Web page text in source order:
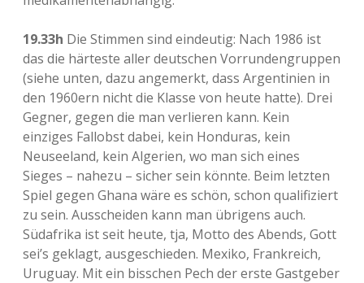
19.33h Die Stimmen sind eindeutig: Nach 1986 ist
das die härteste aller deutschen Vorrundengruppen
(siehe unten, dazu angemerkt, dass Argentinien in
den 1960ern nicht die Klasse von heute hatte). Drei
Gegner, gegen die man verlieren kann. Kein
einziges Fallobst dabei, kein Honduras, kein
Neuseeland, kein Algerien, wo man sich eines
Sieges – nahezu – sicher sein könnte. Beim letzten
Spiel gegen Ghana wäre es schön, schon qualifiziert
zu sein. Ausscheiden kann man übrigens auch.
Südafrika ist seit heute, tja, Motto des Abends, Gott
sei’s geklagt, ausgeschieden. Mexiko, Frankreich,
Uruguay. Mit ein bisschen Pech der erste Gastgeber